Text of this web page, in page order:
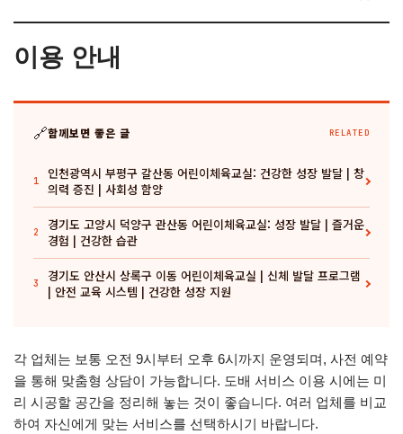
이용 안내
🔗함께보면 좋은 글 RELATED
1
인천광역시 부평구 갈산동 어린이체육교실: 건강한 성장 발달 | 창
의력 증진 | 사회성 함양
2
경기도 고양시 덕양구 관산동 어린이체육교실: 성장 발달 | 즐거운
경험 | 건강한 습관
3
경기도 안산시 상록구 이동 어린이체육교실 | 신체 발달 프로그램
| 안전 교육 시스템 | 건강한 성장 지원
각 업체는 보통 오전 9시부터 오후 6시까지 운영되며, 사전 예약
을 통해 맞춤형 상담이 가능합니다. 도배 서비스 이용 시에는 미
리 시공할 공간을 정리해 놓는 것이 좋습니다. 여러 업체를 비교
하여 자신에게 맞는 서비스를 선택하시기 바랍니다.